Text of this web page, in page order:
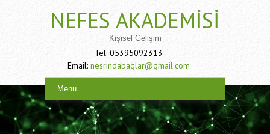
NEFES AKADEMISI
Kişisel Gelişim
Tel: 05395092313
Email: nesrindabaglar@gmail.com
Menu...